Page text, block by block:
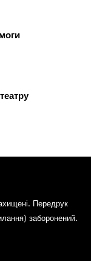
Передрук
заборонений.